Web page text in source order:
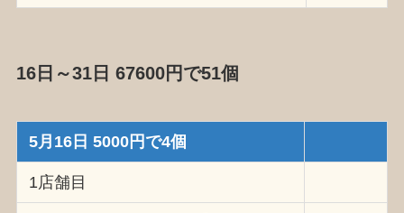
16日～31日 67600円で51個
5月16日 5000円で4個
1店舗目